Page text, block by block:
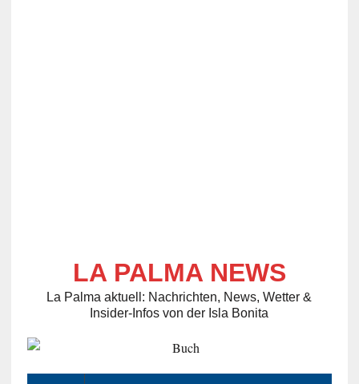
LA PALMA NEWS
La Palma aktuell: Nachrichten, News, Wetter &
Insider-Infos von der Isla Bonita